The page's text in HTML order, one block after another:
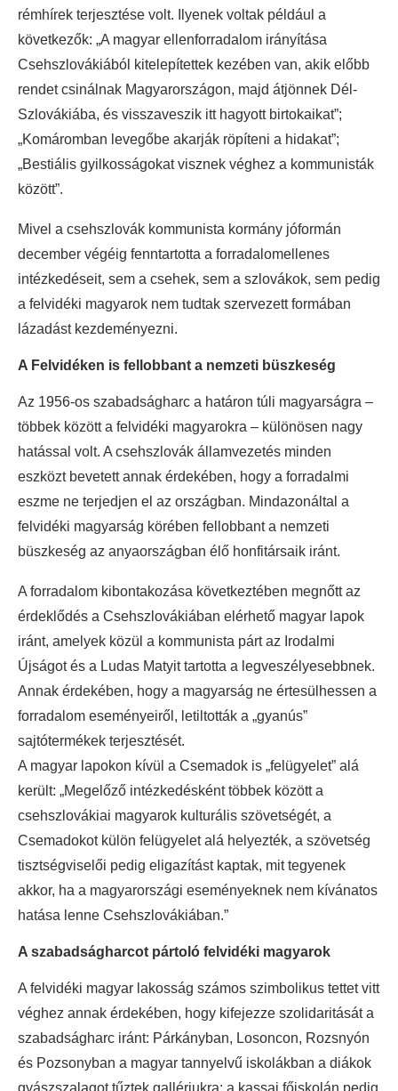
rémhírek terjesztése volt. Ilyenek voltak például a
következők: „A magyar ellenforradalom irányítása
Csehszlovákiából kitelepítettek kezében van, akik előbb
rendet csinálnak Magyarországon, majd átjönnek Dél-
Szlovákiába, és visszaveszik itt hagyott birtokaikat”;
„Komáromban levegőbe akarják röpíteni a hidakat”;
„Bestiális gyilkosságokat visznek véghez a kommunisták
között”.
Mivel a csehszlovák kommunista kormány jóformán
december végéig fenntartotta a forradalomellenes
intézkedéseit, sem a csehek, sem a szlovákok, sem pedig
a felvidéki magyarok nem tudtak szervezett formában
lázadást kezdeményezni.
A Felvidéken is fellobbant a nemzeti büszkeség
Az 1956-os szabadságharc a határon túli magyarságra –
többek között a felvidéki magyarokra – különösen nagy
hatással volt. A csehszlovák államvezetés minden
eszközt bevetett annak érdekében, hogy a forradalmi
eszme ne terjedjen el az országban. Mindazonáltal a
felvidéki magyarság körében fellobbant a nemzeti
büszkeség az anyaországban élő honfitársaik iránt.
A forradalom kibontakozása következtében megnőtt az
érdeklődés a Csehszlovákiában elérhető magyar lapok
iránt, amelyek közül a kommunista párt az Irodalmi
Újságot és a Ludas Matyit tartotta a legveszélyesebbnek.
Annak érdekében, hogy a magyarság ne értesülhessen a
forradalom eseményeiről, letiltották a „gyanús”
sajtótermékek terjesztését.
A magyar lapokon kívül a Csemadok is „felügyelet” alá
került: „Megelőző intézkedésként többek között a
csehszlovákiai magyarok kulturális szövetségét, a
Csemadokot külön felügyelet alá helyezték, a szövetség
tisztségviselői pedig eligazítást kaptak, mit tegyenek
akkor, ha a magyarországi eseményeknek nem kívánatos
hatása lenne Csehszlovákiában.”
A szabadságharcot pártoló felvidéki magyarok
A felvidéki magyar lakosság számos szimbolikus tettet vitt
véghez annak érdekében, hogy kifejezze szolidaritását a
szabadságharc iránt: Párkányban, Losoncon, Rozsnyón
és Pozsonyban a magyar tannyelvű iskolákban a diákok
gyászszalagot tűztek gallérjukra; a kassai főiskolán pedig